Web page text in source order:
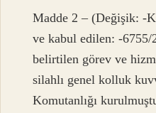
Madde 2 – (Değişik: -
ve kabul edilen: -
belirtilen görev ve
silahlı genel kolluk
Komutanlığı